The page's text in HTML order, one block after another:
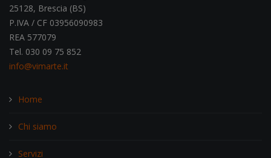
25128, Brescia (BS)
P.IVA / CF 03956090983
REA 577079
Tel. 030 09 75 852
info@vimarte.it
Home
Chi siamo
Servizi